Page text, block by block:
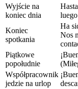
Wyjście na
koniec dnia
luego
Koniec
spotkania
Ha
Nos
Piątkowe
popołudnie
Współpracownik
jedzie na urlop